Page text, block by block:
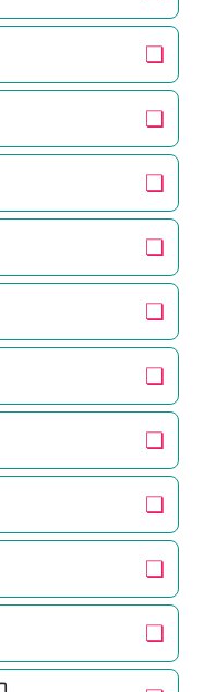
❏
❏
❏
❏
❏
❏
❏
❏
❏
❏